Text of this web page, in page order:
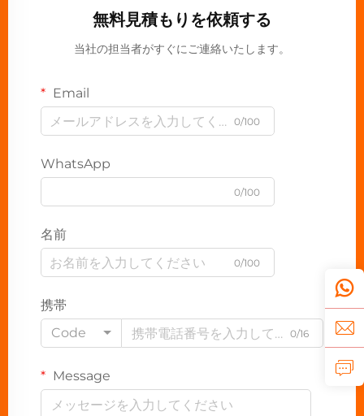
無料見積もりを依頼する
当社の担当者がすぐにご連絡いたします。
Email
0/100
WhatsApp
0/100
名前
0/100
携帯
Code
0/16
Message